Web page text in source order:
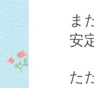
ま
安
た